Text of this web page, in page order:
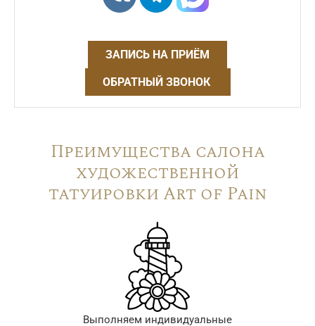
ЗАПИСЬ НА ПРИЁМ
ОБРАТНЫЙ ЗВОНОК
Преимущества салона
художественной
татуировки Art of Pain
Выполняем индивидуальные